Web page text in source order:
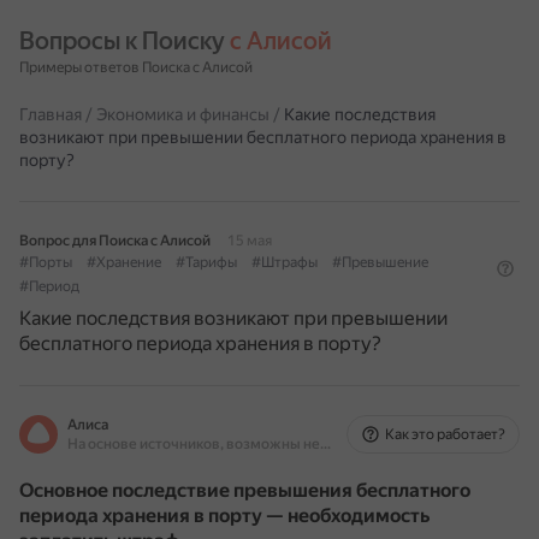
Вопросы к Поиску с Алисой
Примеры ответов Поиска с Алисой
Главная / Экономика и финансы / Какие последствия
возникают при превышении бесплатного периода хранения в
порту?
Вопрос для Поиска с Алисой
15 мая
#Порты
#Хранение #Тарифы #Штрафы
#Превышение
#Период
Какие последствия возникают при превышении
бесплатного периода хранения в порту?
Алиса
На основе источников, возможны неточности
Как это работает?
Основное последствие превышения бесплатного
периода хранения в порту — необходимость